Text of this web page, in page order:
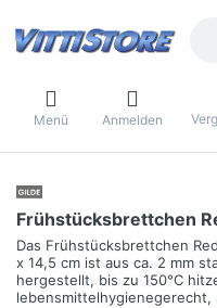
Menü Anmelden
Frühstücksbrettchen
Das Frühstücksbrettchen
x 14,5 cm ist aus ca. 2 mm
hergestellt, bis zu 150°C